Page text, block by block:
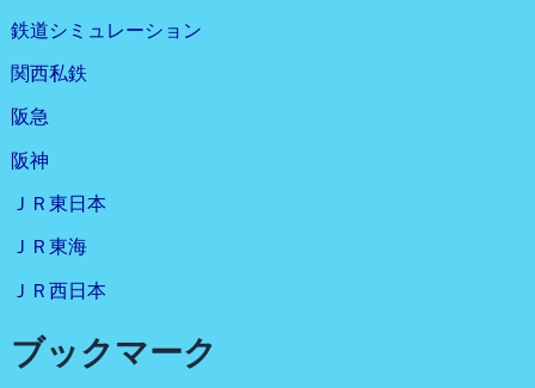
鉄道シミュレーション
関西私鉄
阪急
阪神
ＪＲ東日本
ＪＲ東海
ＪＲ西日本
ブックマーク